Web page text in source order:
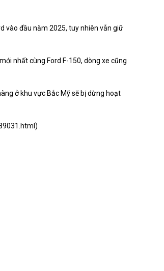
vào đầu năm 2025, tuy nhiên vẫn giữ
nhất cùng Ford F-150, dòng xe cũng
ở khu vực Bắc Mỹ sẽ bị dừng hoạt
)